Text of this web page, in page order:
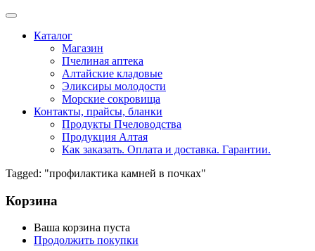
Каталог
Магазин
Пчелиная аптека
Алтайские кладовые
Эликсиры молодости
Морские сокровища
Контакты, прайсы, бланки
Продукты Пчеловодства
Продукция Алтая
Как заказать. Оплата и доставка. Гарантии.
Tagged: "профилактика камней в почках"
Корзина
Ваша корзина пуста
Продолжить покупки